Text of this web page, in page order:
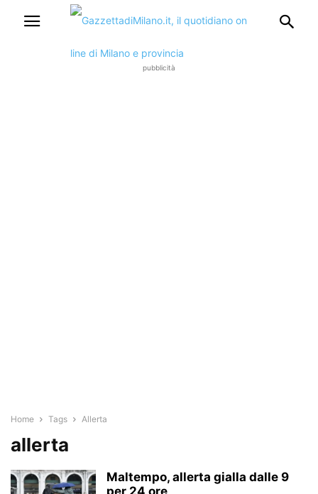
pubblicità
Home Tags Allerta
allerta
Maltempo, allerta gialla dalle 9
per 24 ore